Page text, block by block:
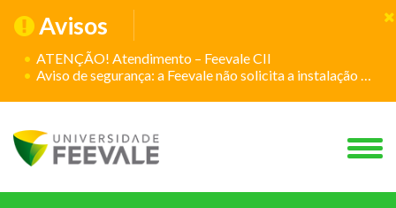
Avisos
ATENÇÃO! Atendimento – Feevale CII
Aviso de segurança: a Feevale não solicita a instalação de aplicativos